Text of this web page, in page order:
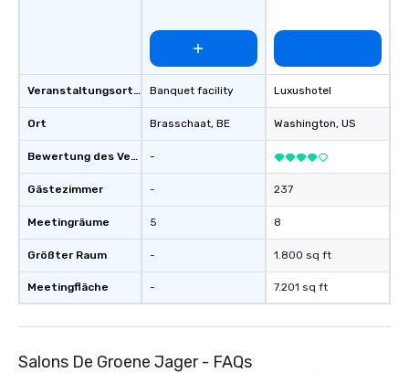
Veranstaltungsortstyp
Ort
Bewertung des Veranstaltungsortes
Gästezimmer
Meetingräume
Größter Raum
Meetingfläche
Banquet facility
Brasschaat, BE
-
-
5
-
-
Luxushotel
Washington, US
237
8
1.800 sq ft
7.201 sq ft
Salons De Groene Jager - FAQs